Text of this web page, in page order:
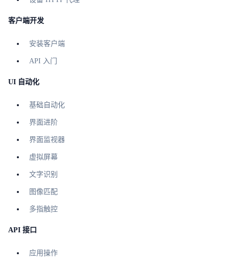
客户端开发
安装客户端
API 入门
UI 自动化
基础自动化
界面进阶
界面监视器
虚拟屏幕
文字识别
图像匹配
多指触控
API 接口
应用操作